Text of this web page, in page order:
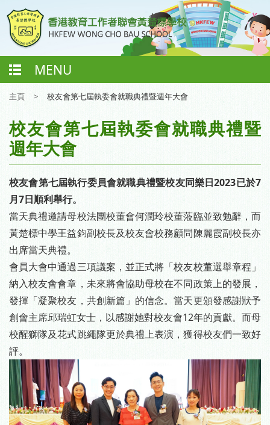
MENU
主頁 > 校友會第七屆執委會就職典禮暨週年大會
校友會第七屆執委會就職典禮暨
週年大會
校友會第七屆執行委員會就職典禮暨校友同樂日2023已於7
月7日順利舉行。
當天典禮邀請母校法團校董會何潤玲校董蒞臨並致勉辭，而
黃楚標中學王益鈞副校長及校友會校務顧問陳麗霞副校長亦
出席當天典禮。
會員大會中通過三項議案，並正式將「校友校董選舉章程」
納入校友會會章，未來將會協助母校在不同政策上的發展，
發揮「凝聚校友，共創新篇」的信念。當天更頒發感謝狀予
創會主席邱瑞虹女士，以感謝她對校友會12年的貢獻。而母
校醒獅隊及花式跳繩隊更於典禮上表演，獲得校友們一致好
評。